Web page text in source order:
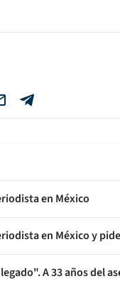
en México
en México y
A 33 años del